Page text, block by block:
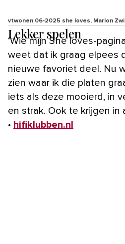
vtwonen 06-2025 she loves, Marlon
Lekker spelen
‘Wie mijn She loves-
weet dat ik graag elpees
nieuwe favoriet deel. Nu
zien waar ik die platen
iets als deze mooierd, in
en strak. Ook te krijgen in
• hifiklubben.nl